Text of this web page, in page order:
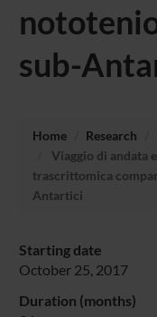
sub-
Home Research
Viaggio di andata
trascrittomica
Antartici
Starting date
October 25, 2017
Duration (months)